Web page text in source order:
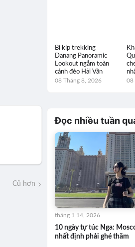
Cũ hơn
Bí kíp trekking
Danang Panoramic
Lookout ngắm toàn
cảnh đèo Hải Vân
08 Tháng 8, 2026 08
Đọc nhiều tuần
10 ngày tự túc Nga:
nhất định phải ghé thăm
tháng 1 14, 2026